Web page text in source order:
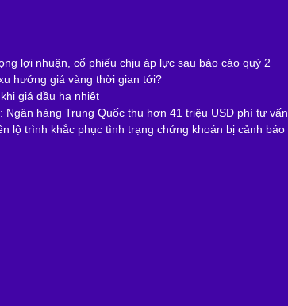
lợi nhuận, cổ phiếu chịu áp lực sau báo cáo quý 2
hướng giá vàng thời gian tới?
giá dầu hạ nhiệt
Ngân hàng Trung Quốc thu hơn 41 triệu USD phí tư vấn
lộ trình khắc phục tình trạng chứng khoán bị cảnh báo